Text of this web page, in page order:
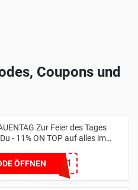
Coupons und
Zur Feier des Tages
- 11% ON TOP auf alles im
ÖFFNEN
WOMENSDAY11